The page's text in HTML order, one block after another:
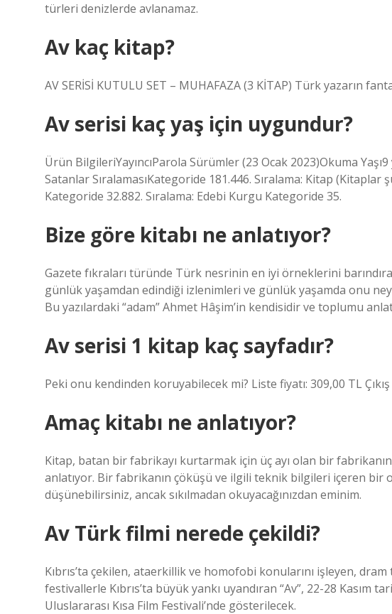
türleri denizlerde avlanamaz.
Av kaç kitap?
AV SERİSİ KUTULU SET – MUHAFAZA (3 KİTAP) Türk yazarın
Av serisi kaç yaş için uygundur?
Ürün BilgileriYayıncı‎Parola Sürümler (23 Ocak 2023)Okuma
Satanlar SıralamasıKategoride 181.446. Sıralama: Kitap
Kategoride 32.882. Sıralama: Edebi Kurgu Kategoride 35.
Bize göre kitabı ne anlatıyor?
Gazete fıkraları türünde Türk nesrinin en iyi örneklerini
günlük yaşamdan edindiği izlenimleri ve günlük yaşamda onu
Bu yazılardaki “adam” Ahmet Hâşim’in kendisidir ve toplumu
Av serisi 1 kitap kaç sayfadır?
Peki onu kendinden koruyabilecek mi? Liste fiyatı: 309,00 TL
Amaç kitabı ne anlatıyor?
Kitap, batan bir fabrikayı kurtarmak için üç ayı olan bir
anlatıyor. Bir fabrikanın çöküşü ve ilgili teknik bilgileri içeren bir
düşünebilirsiniz, ancak sıkılmadan okuyacağınızdan eminim.
Av Türk filmi nerede çekildi?
Kıbrıs’ta çekilen, ataerkillik ve homofobi konularını işleyen,
festivallerle Kıbrıs’ta büyük yankı uyandıran “Av”, 22-28 Kasım
Uluslararası Kısa Film Festivali’nde gösterilecek.